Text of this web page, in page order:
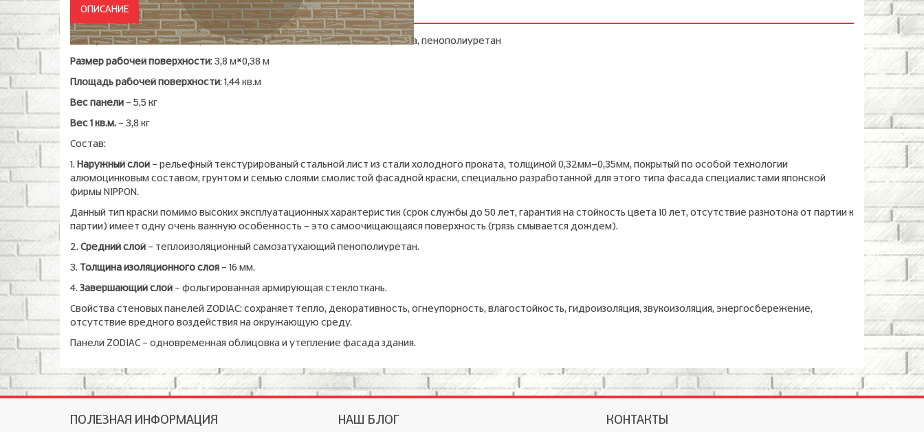
ОПИСАНИЕ
Материал: Алюминиево-оцинкованный лист, алюминизированная бумага, пенополиуретан
Размер рабочей поверхности: 3,8 м*0,38 м
Площадь рабочей поверхности: 1,44 кв.м
Вес панели – 5,5 кг
Вес 1 кв.м. – 3,8 кг
Состав:
1. Наружный слой – рельефный текстурированый стальной лист из стали холодного проката, толщиной 0,32мм-0,35мм, покрытый по особой технологии
алюмоцинковым составом, грунтом и семью слоями смолистой фасадной краски, специально разработанной для этого типа фасада специалистами японской
фирмы NIPPON.
Данный тип краски помимо высоких эксплуатационных характеристик (срок службы до 50 лет, гарантия на стойкость цвета 10 лет, отсутствие разнотона от партии к
партии) имеет одну очень важную особенность – это самоочищающаяся поверхность (грязь смывается дождем).
2. Средний слой – теплоизоляционный самозатухающий пенополиуретан.
3. Толщина изоляционного слоя – 16 мм.
4. Завершающий слой – фольгированная армирующая стеклоткань.
Свойства стеновых панелей ZODIAC: сохраняет тепло, декоративность, огнеупорность, влагостойкость, гидроизоляция, звукоизоляция, энергосбережение,
отсутствие вредного воздействия на окружающую среду.
Панели ZODIAC – одновременная облицовка и утепление фасада здания.
ПОЛЕЗНАЯ ИНФОРМАЦИЯ НАШ БЛОГ КОНТАКТЫ